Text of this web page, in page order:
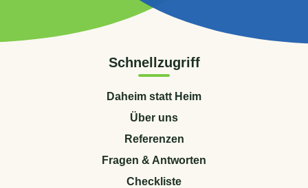
Schnellzugriff
Daheim statt Heim
Über uns
Referenzen
Fragen & Antworten
Checkliste